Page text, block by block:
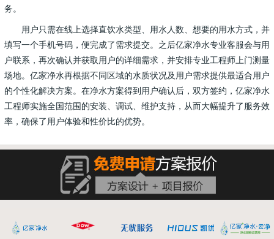
务。
用户只需在线上选择直饮水类型、用水人数、想要的用水方式，并
填写一个手机号码，便完成了需求提交。之后亿家净水专业客服会与用
户联系，再次确认并获取用户的详细需求，并安排专业工程师上门测量
场地。亿家净水再根据不同区域的水质状况及用户需求提供最适合用户
的个性化解决方案。在净水方案得到用户确认后，双方签约，亿家净水
工程师实施全国范围的安装、调试、维护支持，从而大幅提升了服务效
率，确保了用户体验和性价比的优势。